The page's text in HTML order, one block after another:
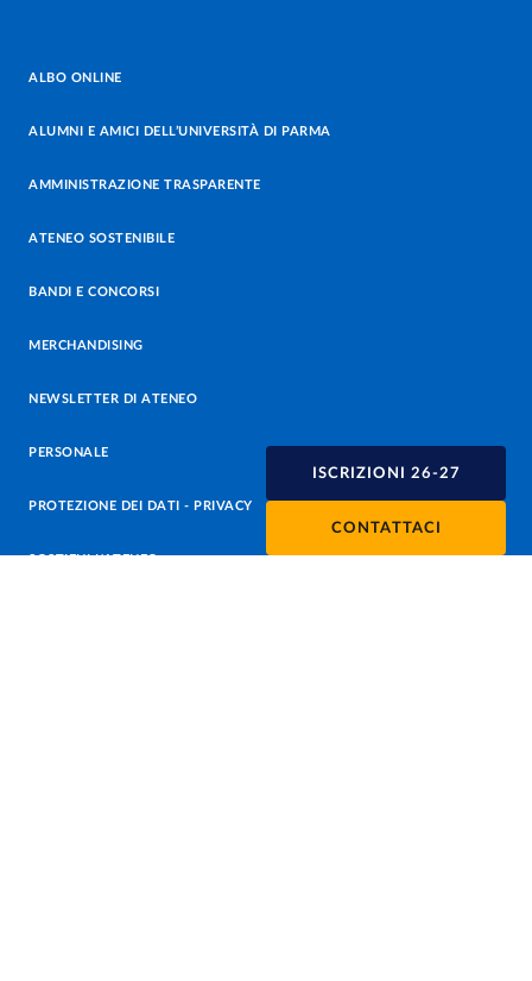
ISCRIZIONI 26-27
CONTATTACI
ALBO ONLINE
ALUMNI E AMICI DELL’UNIVERSITÀ DI PARMA
AMMINISTRAZIONE TRASPARENTE
ATENEO SOSTENIBILE
BANDI E CONCORSI
MERCHANDISING
NEWSLETTER DI ATENEO
PERSONALE
PROTEZIONE DEI DATI - PRIVACY
SOSTIENI L'ATENEO